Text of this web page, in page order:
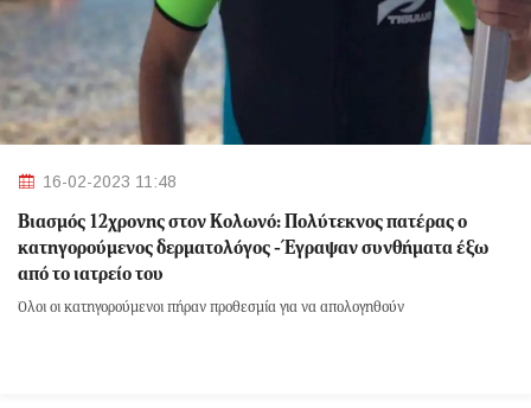
16-02-2023 11:48
Βιασμός 12χρονης στον Κολωνό: Πολύτεκνος πατέρας ο
κατηγορούμενος δερματολόγος - Έγραψαν συνθήματα έξω
από το ιατρείο του
Όλοι οι κατηγορούμενοι πήραν προθεσμία για να απολογηθούν